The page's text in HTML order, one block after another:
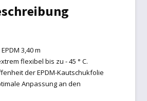
3,40 m
flexibel bis zu - 45 ° C.
der EPDM-Kautschukfolie
Anpassung an den